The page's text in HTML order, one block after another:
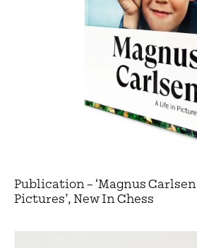
Publication – ‘Magnus
Pictures’, New In Chess